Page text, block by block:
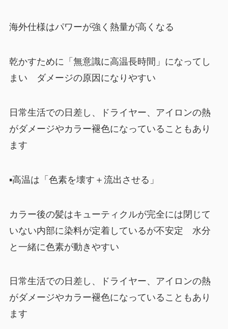
海外仕様はパワーが強く熱量が高くなる
乾かすために「無意識に高温長時間」になってし
まい ダメージの原因になりやすい
日常生活での日差し、ドライヤー、アイロンの熱
がダメージやカラー褪色になっていることもあり
ます
▪︎高温は「色素を壊す＋流出させる」
カラー後の髪はキューティクルが完全には閉じて
いない内部に染料が定着しているが不安定 水分
と一緒に色素が動きやすい
日常生活での日差し、ドライヤー、アイロンの熱
がダメージやカラー褪色になっていることもあり
ます